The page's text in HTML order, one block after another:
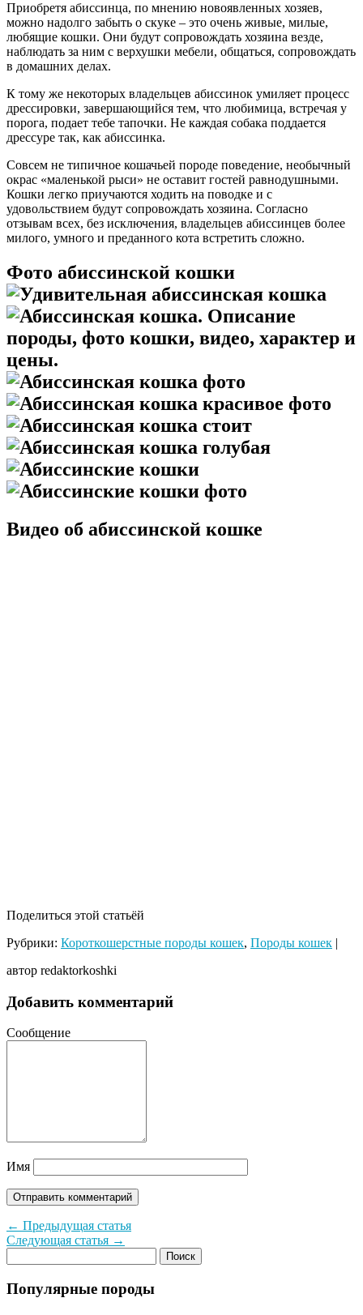
Приобретя абиссинца, по мнению новоявленных хозяев,
можно надолго забыть о скуке – это очень живые, милые,
любящие кошки. Они будут сопровождать хозяина везде,
наблюдать за ним с верхушки мебели, общаться, сопровождать
в домашних делах.
К тому же некоторых владельцев абиссинок умиляет процесс
дрессировки, завершающийся тем, что любимица, встречая у
порога, подает тебе тапочки. Не каждая собака поддается
дрессуре так, как абиссинка.
Совсем не типичное кошачьей породе поведение, необычный
окрас «маленькой рыси» не оставит гостей равнодушными.
Кошки легко приучаются ходить на поводке и с
удовольствием будут сопровождать хозяина. Согласно
отзывам всех, без исключения, владельцев абиссинцев более
милого, умного и преданного кота встретить сложно.
Фото абиссинской кошки
Видео об абиссинской кошке
Поделиться этой статьёй
Рубрики: Короткошерстные породы кошек, Породы кошек |
автор redaktorkoshki
Добавить комментарий
Сообщение
Имя
← Предыдущая статья
Следующая статья →
Популярные породы